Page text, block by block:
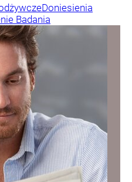
Doniesienia
Badania